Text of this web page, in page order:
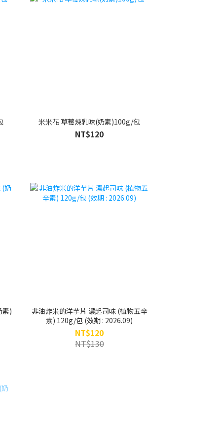
米米花 草莓煉乳味(奶素)100g/包
NT$120
素)
非油炸米的洋芋片 濃起司味 (植物五辛
素) 120g/包 (效期 : 2026.09)
NT$120
NT$130